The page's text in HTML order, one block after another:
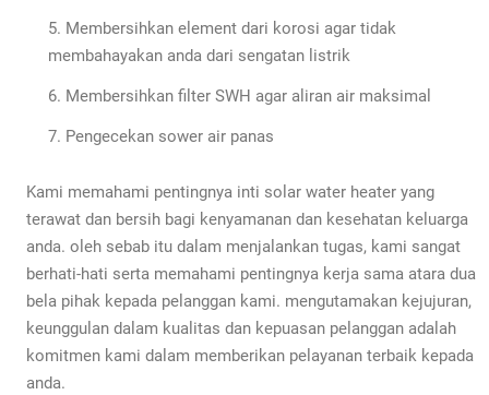
Membersihkan element dari korosi agar tidak
membahayakan anda dari sengatan listrik
Membersihkan filter SWH agar aliran air maksimal
Pengecekan sower air panas
Kami memahami pentingnya inti solar water heater yang
terawat dan bersih bagi kenyamanan dan kesehatan keluarga
anda. oleh sebab itu dalam menjalankan tugas, kami sangat
berhati-hati serta memahami pentingnya kerja sama atara dua
bela pihak kepada pelanggan kami. mengutamakan kejujuran,
keunggulan dalam kualitas dan kepuasan pelanggan adalah
komitmen kami dalam memberikan pelayanan terbaik kepada
anda.